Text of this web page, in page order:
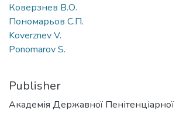
Коверзнев В.О.
Пономарьов С.П.
Koverznev V.
Ponomarov S.
Publisher
Академія Державної